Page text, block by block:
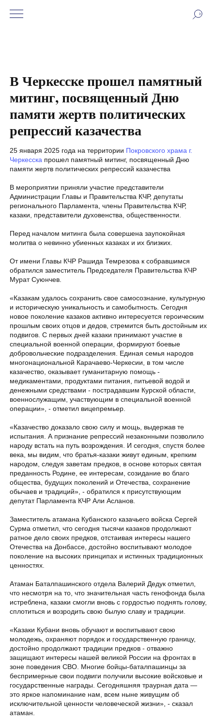
В Черкесске прошел памятный
митинг, посвященный Дню
памяти жертв политических
репрессий казачества
25 января 2025 года на территории Покровского храма г.
Черкесска прошел памятный митинг, посвященный Дню
памяти жертв политических репрессий казачества
В мероприятии приняли участие представители
Администрации Главы и Правительства КЧР, депутаты
регионального Парламента, члены Правительства КЧР,
казаки, представители духовенства, общественности.
Перед началом митинга была совершена заупокойная
молитва о невинно убиенных казаках и их близких.
От имени Главы КЧР Рашида Темрезова к собравшимся
обратился заместитель Председателя Правительства КЧР
Мурат Суюнчев.
«Казакам удалось сохранить свое самосознание, культурную
и историческую уникальность и самобытность. Сегодня
новое поколение казаков активно интересуется героическим
прошлым своих отцов и дедов, стремится быть достойным их
подвигов. С первых дней казаки принимают участие в
специальной военной операции, формируют боевые
добровольческие подразделения. Единая семья народов
многонациональной Карачаево-Черкесии, в том числе
казачество, оказывает гуманитарную помощь -
медикаментами, продуктами питания, питьевой водой и
денежными средствами - пострадавшим Курской области,
военнослужащим, участвующим в специальной военной
операции», - отметил вицепремьер.
«Казачество доказало свою силу и мощь, выдержав те
испытания. А признание репрессий незаконными позволило
народу встать на путь возрождения. И сегодня, спустя более
века, мы видим, что братья-казаки живут единым, крепким
народом, следуя заветам предков, в основе которых святая
преданность Родине, ее интересам, созидание во благо
общества, будущих поколений и Отечества, сохранение
обычаев и традиций», - обратился к присутствующим
депутат Парламента КЧР Али Асланов.
Заместитель атамана Кубанского казачьего войска Сергей
Сурма отметил, что сегодня тысячи казаков продолжают
ратное дело своих предков, отстаивая интересы нашего
Отечества на Донбассе, достойно воспитывают молодое
поколение на высоких принципах и истинных традиционных
ценностях.
Атаман Баталпашинского отдела Валерий Дедук отметил,
что несмотря на то, что значительная часть генофонда была
истреблена, казаки смогли вновь с гордостью поднять голову,
сплотиться и возродить свою былую славу и традиции.
«Казаки Кубани вновь обучают и воспитывают свою
молодежь, охраняют порядок и государственную границу,
достойно продолжают традиции предков - отважно
защищают интересы нашей великой России на фронтах в
зоне поведения СВО. Многие бойцы-баталпашинцы за
беспримерные свои подвиги получили высокие войсковые и
государственные награды. Сегодняшняя траурная дата —
это яркое напоминание нам, всем ныне живущим об
исключительной ценности человеческой жизни», - сказал
атаман.